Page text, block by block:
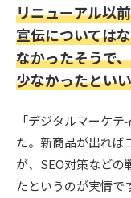
リニューアル以
宣伝については
なかったそうで
少なかったとい
「デジタルマーケ
た。新商品が出れば
が、SEO対策などの
たというのが実情で